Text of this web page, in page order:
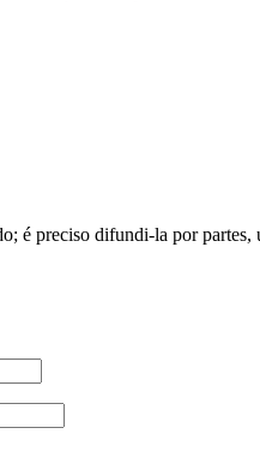
é preciso difundi-la por